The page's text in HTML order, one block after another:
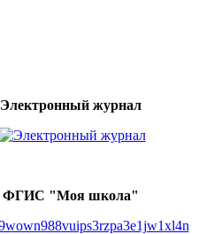
Электронный журнал
ФГИС "Моя школа"